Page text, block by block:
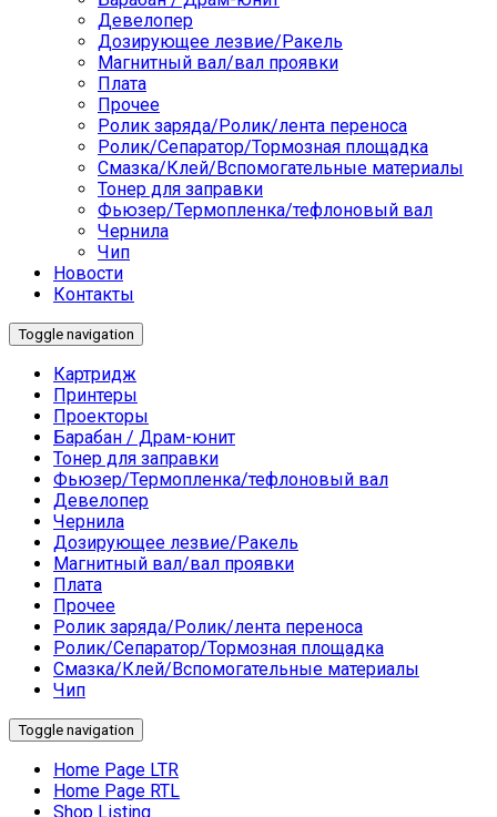
Девелопер
Дозирующее лезвие/Ракель
Магнитный вал/вал проявки
Плата
Прочее
Ролик заряда/Ролик/лента переноса
Ролик/Сепаратор/Тормозная площадка
Смазка/Клей/Вспомогательные материалы
Тонер для заправки
Фьюзер/Термопленка/тефлоновый вал
Чернила
Чип
Новости
Контакты
Toggle navigation
Картридж
Принтеры
Проекторы
Барабан / Драм-юнит
Тонер для заправки
Фьюзер/Термопленка/тефлоновый вал
Девелопер
Чернила
Дозирующее лезвие/Ракель
Магнитный вал/вал проявки
Плата
Прочее
Ролик заряда/Ролик/лента переноса
Ролик/Сепаратор/Тормозная площадка
Смазка/Клей/Вспомогательные материалы
Чип
Toggle navigation
Home Page LTR
Home Page RTL
Shop Listing